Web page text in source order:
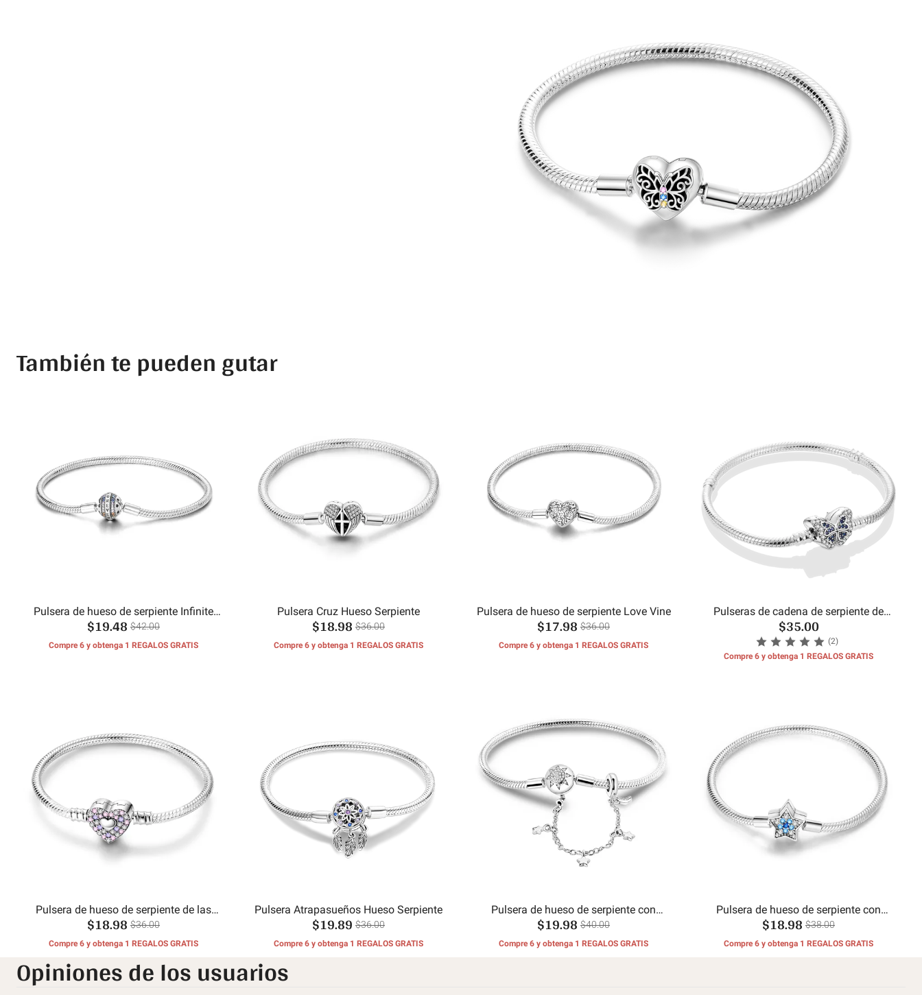
También te pueden gutar
Pulsera de hueso de serpiente Infinite
Love
$19.48 $42.00
Compre 6 y obtenga 1 REGALOS GRATIS
Pulsera Cruz Hueso Serpiente
$18.98 $36.00
Compre 6 y obtenga 1 REGALOS GRATIS
Pulsera de hueso de serpiente Love Vine
$17.98 $36.00
Compre 6 y obtenga 1 REGALOS GRATIS
Pulseras de cadena de serpiente de
mariposa
$35.00
(2)
Compre 6 y obtenga 1 REGALOS GRATIS
Pulsera de hueso de serpiente de las
hermanas eternas
$18.98 $36.00
Compre 6 y obtenga 1 REGALOS GRATIS
Pulsera Atrapasueños Hueso Serpiente
$19.89 $36.00
Compre 6 y obtenga 1 REGALOS GRATIS
Pulsera de hueso de serpiente con
cadena de seguridad, sol, luna y estrellas
$19.98 $40.00
Compre 6 y obtenga 1 REGALOS GRATIS
Pulsera de hueso de serpiente con
estrella brillante
$18.98 $38.00
Compre 6 y obtenga 1 REGALOS GRATIS
Opiniones de los usuarios